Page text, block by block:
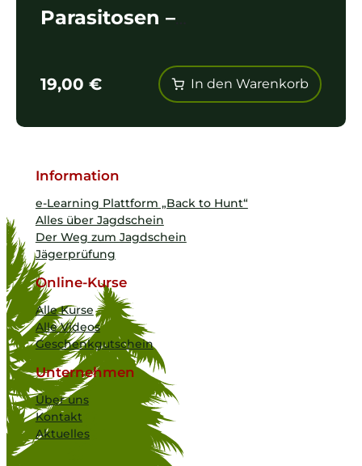
Parasitosen –
19,00 € In den Warenkorb
Information
e-Learning Plattform „Back to Hunt“
Alles über Jagdschein
Der Weg zum Jagdschein
Jägerprüfung
Online-Kurse
Alle Kurse
Alle Videos
Geschenkgutschein
Unternehmen
Über uns
Kontakt
Aktuelles